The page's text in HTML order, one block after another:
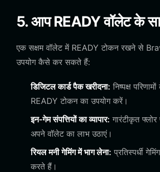
5. आप READY वॉलेट के
एक सक्षम वॉलेट में READY टोकन रखने से
उपयोग कैसे कर सकते हैं:
डिजिटल कार्ड पैक खरीदना: निष्पक्ष
READY टोकन का उपयोग करें।
इन-गेम संपत्तियों का व्यापार: गारंटीकृत
अपने वॉलेट का लाभ उठाएं।
रियल मनी गेमिंग में भाग लेना: प्रतिस्पर्धी
करते हैं।